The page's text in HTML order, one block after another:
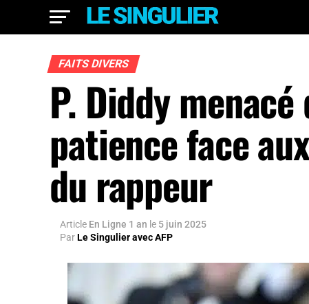
FAITS DIVERS
P. Diddy
patience face
du rappeur
Article En Ligne 1 an le 5 juin 2025
ParLe Singulier avec AFP